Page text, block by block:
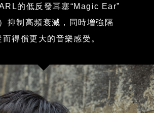
的低反發耳塞“Magic Ear”
抑制高頻衰減，同時增強隔
得償更大的音樂感受。